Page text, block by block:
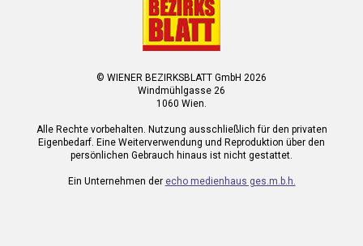
© WIENER BEZIRKSBLATT GmbH 2026
Windmühlgasse 26
1060 Wien.
Alle Rechte vorbehalten. Nutzung ausschließlich für den privaten
Eigenbedarf. Eine Weiterverwendung und Reproduktion über den
persönlichen Gebrauch hinaus ist nicht gestattet.
Ein Unternehmen der echo medienhaus ges.m.b.h.